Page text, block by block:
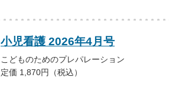
小児看護 2026年4月号
こどものためのプレパレーション
定価 1,870円（税込）